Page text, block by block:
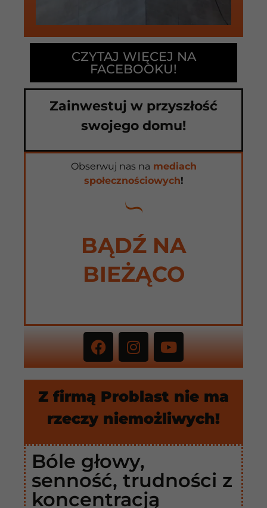
CZYTAJ WIĘCEJ NA
FACEBOOKU!
Zainwestuj w przyszłość
swojego domu!
Obserwuj nas na mediach
społecznościowych!
BĄDŹ NA
BIEŻĄCO
Z firmą Problast nie ma
rzeczy niemożliwych!
Bóle głowy,
senność, trudności z
koncentracją